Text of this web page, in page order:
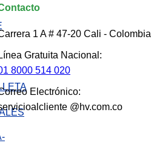
1 A # 47-20 Cali - Colombia
Línea Gratuita Nacional:
8000 514 020
Electrónico:
@hv.com.co